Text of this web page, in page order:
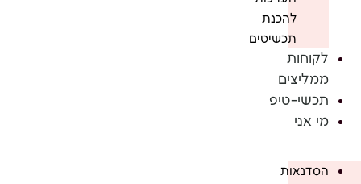
להכנת
תכשיטים
לקוחות
ממליצים
תכשי-טיפ
מי אני
הסדנאות